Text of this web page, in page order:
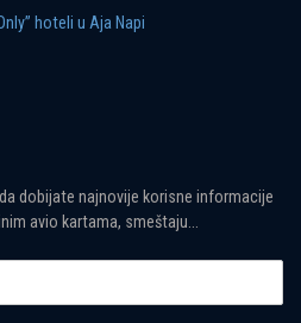
hoteli u Aja Napi
dobijate najnovije korisne informacije
avio kartama, smeštaju...